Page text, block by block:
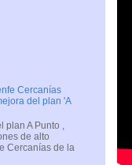
Cercanías
del plan 'A
A Punto ,
de alto
Cercanías de la